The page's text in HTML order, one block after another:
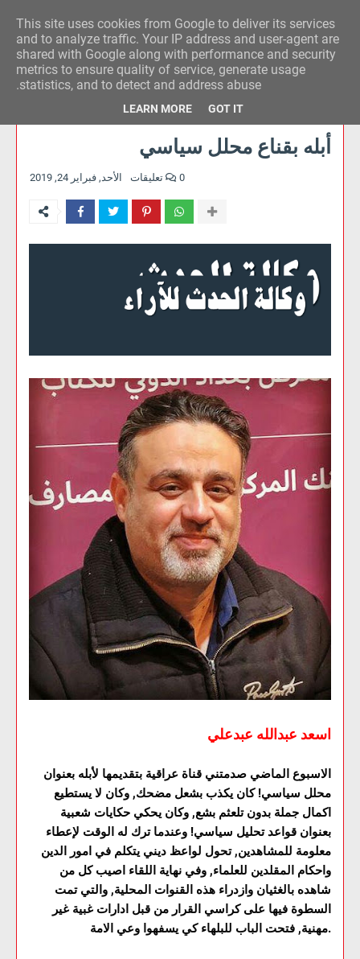
وكالة الحدث للآراء
أبله بقناع محلل سياسي
الأحد, فبراير 24, 2019 0 تعليقات
اسعد عبدالله عبدعلي
الاسبوع الماضي صدمتني قناة عراقية بتقديمها لأبله بعنوان
محلل سياسي! كان يكذب بشعل مضحك, وكان لا يستطيع
اكمال جملة بدون تلعثم بشع, وكان يحكي حكايات شعبية
بعنوان قواعد تحليل سياسي! وعندما ترك له الوقت لإعطاء
معلومة للمشاهدين, تحول لواعظ ديني يتكلم في امور الدين
واحكام المقلدين للعلماء, وفي نهاية اللقاء اصيب كل من
شاهده بالغثيان وازدراء هذه القنوات المحلية, والتي تمت
السطوة فيها على كراسي القرار من قبل ادارات غبية غير
مهنية, فتحت الباب للبلهاء كي يسفهوا وعي الامة.
This site uses cookies from Google to deliver its services
and to analyze traffic. Your IP address and user-agent are
shared with Google along with performance and security
metrics to ensure quality of service, generate usage
statistics, and to detect and address abuse.
LEARN MORE GOT IT